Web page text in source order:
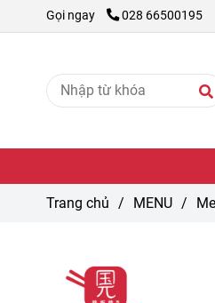
Gọi ngay 028 66500195
Trang chủ / MENU /